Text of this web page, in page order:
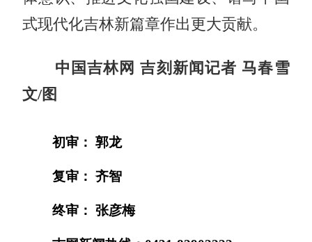
式现代化吉林新篇章作出更大贡献。
中国吉林网 吉刻新闻记者 马春雪
文/图
初审： 郭龙
复审： 齐智
终审： 张彦梅